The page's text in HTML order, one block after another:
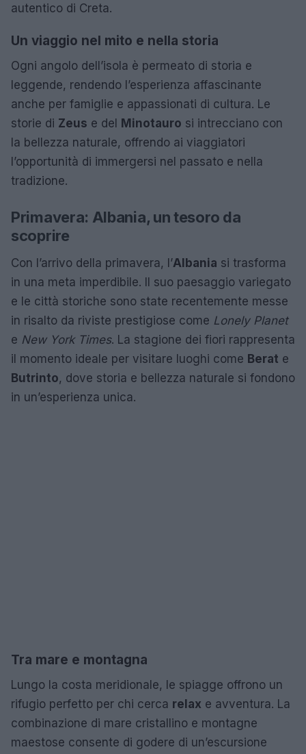
autentico di Creta.
Un viaggio nel mito e nella storia
Ogni angolo dell’isola è permeato di storia e
leggende, rendendo l’esperienza affascinante
anche per famiglie e appassionati di cultura. Le
storie di Zeus e del Minotauro si intrecciano con
la bellezza naturale, offrendo ai viaggiatori
l’opportunità di immergersi nel passato e nella
tradizione.
Primavera: Albania, un tesoro da
scoprire
Con l’arrivo della primavera, l’Albania si trasforma
in una meta imperdibile. Il suo paesaggio variegato
e le città storiche sono state recentemente messe
in risalto da riviste prestigiose come Lonely Planet
e New York Times. La stagione dei fiori rappresenta
il momento ideale per visitare luoghi come Berat e
Butrinto, dove storia e bellezza naturale si fondono
in un’esperienza unica.
Tra mare e montagna
Lungo la costa meridionale, le spiagge offrono un
rifugio perfetto per chi cerca relax e avventura. La
combinazione di mare cristallino e montagne
maestose consente di godere di un’escursione